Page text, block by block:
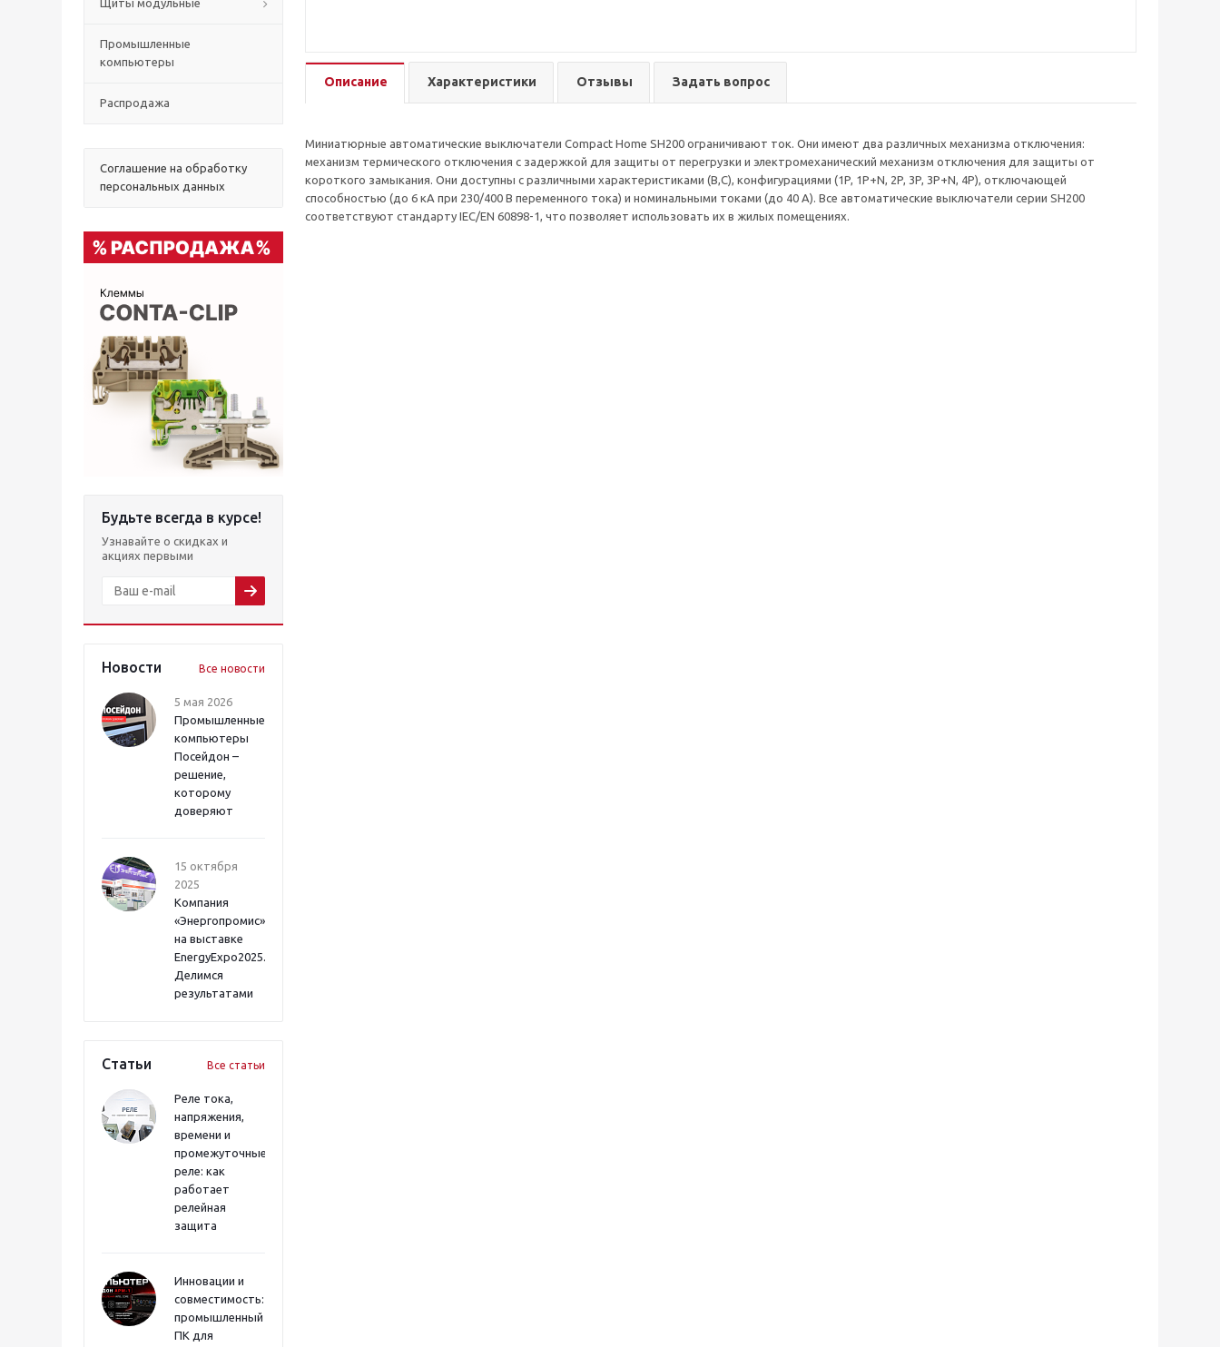
Щиты модульные
Промышленные
компьютеры
Распродажа
Соглашение на обработку
персональных данных
Будьте всегда в курсе!
Узнавайте о скидках и
акциях первыми
Новости Все новости
5 мая 2026
Промышленные
компьютеры
Посейдон –
решение,
которому
доверяют
15 октября
2025
Компания
«Энергопромис»
на выставке
EnergyExpo2025.
Делимся
результатами
Статьи Все статьи
Реле тока,
напряжения,
времени и
промежуточные
реле: как
работает
релейная
защита
Инновации и
совместимость:
промышленный
ПК для
Описание Характеристики Отзывы Задать вопрос
Миниатюрные автоматические выключатели Compact Home SH200 ограничивают ток. Они имеют два различных механизма отключения:
механизм термического отключения с задержкой для защиты от перегрузки и электромеханический механизм отключения для защиты от
короткого замыкания. Они доступны с различными характеристиками (B,C), конфигурациями (1P, 1P+N, 2P, 3P, 3P+N, 4P), отключающей
способностью (до 6 кА при 230/400 В переменного тока) и номинальными токами (до 40 А). Все автоматические выключатели серии SH200
соответствуют стандарту IEC/EN 60898-1, что позволяет использовать их в жилых помещениях.